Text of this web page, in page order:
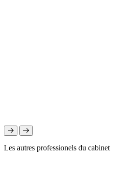
Les autres professionels du cabinet